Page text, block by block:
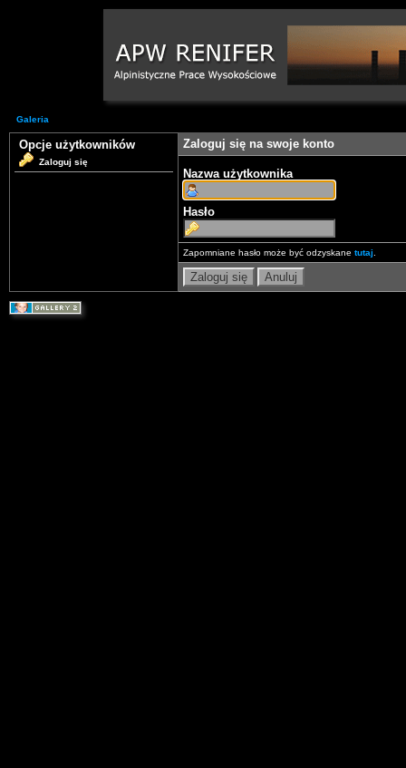
Galeria
Opcje użytkowników
Zaloguj się
Zaloguj się na swoje konto
Nazwa użytkownika
Hasło
Zapomniane hasło może być odzyskane tutaj